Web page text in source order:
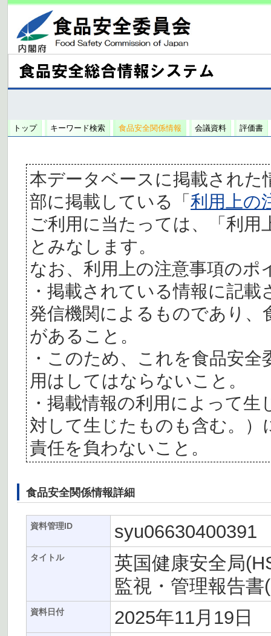
トップ キーワード検索 食品安全関係情報 会議資料 評価書
本データベースに掲載された
部に掲載している「利用上の
ご利用に当たっては、「利
とみなします。
なお、利用上の注意事項の
・掲載されている情報に記
発信機関によるものであり、
があること。
・このため、これを食品安
用はしてはならないこと。
・掲載情報の利用によって
対して生じたものも含む。
責任を負わないこと。
食品安全関係情報詳細
資料管理ID syu06630400391
タイトル
英国健康安全局
監視・管理報告
資料日付 2025年11月19日